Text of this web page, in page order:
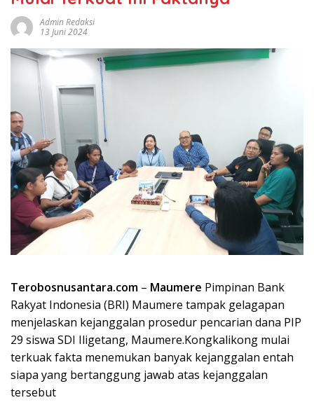
Admin Redaksi
13 Juni 2024
Terobosnusantara.com – Maumere Pimpinan Bank
Rakyat Indonesia (BRI) Maumere tampak gelagapan
menjelaskan kejanggalan prosedur pencarian dana PIP
29 siswa SDI Iligetang, Maumere.Kongkalikong mulai
terkuak fakta menemukan banyak kejanggalan entah
siapa yang bertanggung jawab atas kejanggalan
tersebut